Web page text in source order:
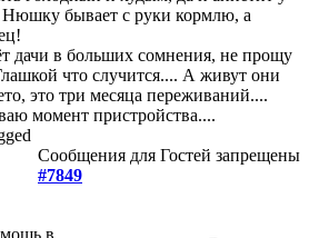
Нюшку бывает с руки кормлю, а
дачи в больших сомнения, не прощу
что случится.... А живут они
это три месяца переживаний....
момент пристройства....
Сообщения для Гостей запрещены
#7849